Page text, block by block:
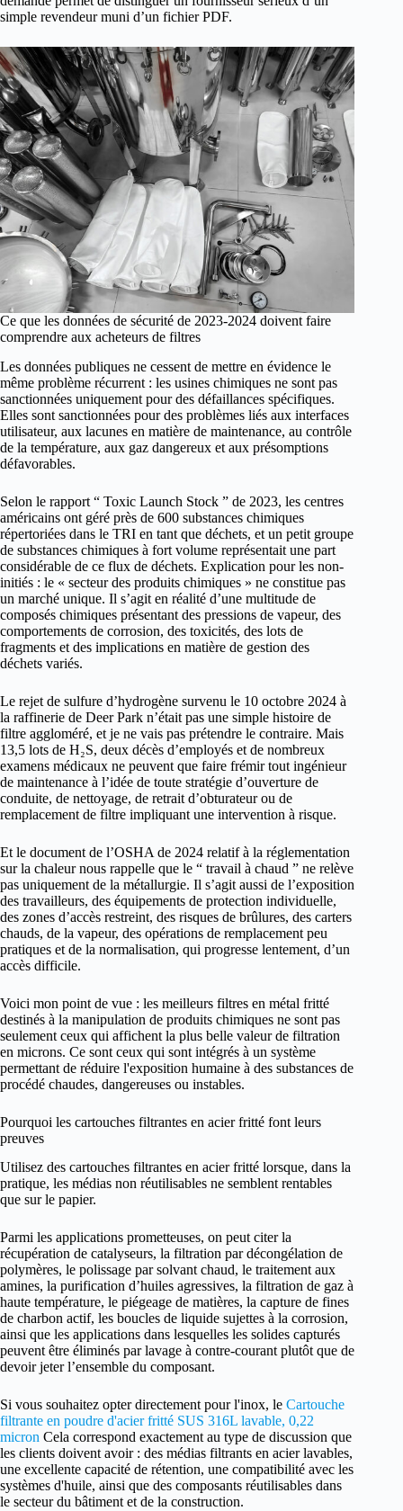
simple revendeur muni d’un fichier PDF.
Ce que les données de sécurité de 2023-2024 doivent faire
comprendre aux acheteurs de filtres
Les données publiques ne cessent de mettre en évidence le
même problème récurrent : les usines chimiques ne sont pas
sanctionnées uniquement pour des défaillances spécifiques.
Elles sont sanctionnées pour des problèmes liés aux interfaces
utilisateur, aux lacunes en matière de maintenance, au contrôle
de la température, aux gaz dangereux et aux présomptions
défavorables.
Selon le rapport “ Toxic Launch Stock ” de 2023, les centres
américains ont géré près de 600 substances chimiques
répertoriées dans le TRI en tant que déchets, et un petit groupe
de substances chimiques à fort volume représentait une part
considérable de ce flux de déchets. Explication pour les non-
initiés : le « secteur des produits chimiques » ne constitue pas
un marché unique. Il s’agit en réalité d’une multitude de
composés chimiques présentant des pressions de vapeur, des
comportements de corrosion, des toxicités, des lots de
fragments et des implications en matière de gestion des
déchets variés.
Le rejet de sulfure d’hydrogène survenu le 10 octobre 2024 à
la raffinerie de Deer Park n’était pas une simple histoire de
filtre aggloméré, et je ne vais pas prétendre le contraire. Mais
13,5 lots de H₂S, deux décès d’employés et de nombreux
examens médicaux ne peuvent que faire frémir tout ingénieur
de maintenance à l’idée de toute stratégie d’ouverture de
conduite, de nettoyage, de retrait d’obturateur ou de
remplacement de filtre impliquant une intervention à risque.
Et le document de l’OSHA de 2024 relatif à la réglementation
sur la chaleur nous rappelle que le “ travail à chaud ” ne relève
pas uniquement de la métallurgie. Il s’agit aussi de l’exposition
des travailleurs, des équipements de protection individuelle,
des zones d’accès restreint, des risques de brûlures, des carters
chauds, de la vapeur, des opérations de remplacement peu
pratiques et de la normalisation, qui progresse lentement, d’un
accès difficile.
Voici mon point de vue : les meilleurs filtres en métal fritté
destinés à la manipulation de produits chimiques ne sont pas
seulement ceux qui affichent la plus belle valeur de filtration
en microns. Ce sont ceux qui sont intégrés à un système
permettant de réduire l'exposition humaine à des substances de
procédé chaudes, dangereuses ou instables.
Pourquoi les cartouches filtrantes en acier fritté font leurs
preuves
Utilisez des cartouches filtrantes en acier fritté lorsque, dans la
pratique, les médias non réutilisables ne semblent rentables
que sur le papier.
Parmi les applications prometteuses, on peut citer la
récupération de catalyseurs, la filtration par décongélation de
polymères, le polissage par solvant chaud, le traitement aux
amines, la purification d’huiles agressives, la filtration de gaz à
haute température, le piégeage de matières, la capture de fines
de charbon actif, les boucles de liquide sujettes à la corrosion,
ainsi que les applications dans lesquelles les solides capturés
peuvent être éliminés par lavage à contre-courant plutôt que de
devoir jeter l’ensemble du composant.
Si vous souhaitez opter directement pour l'inox, le Cartouche
filtrante en poudre d'acier fritté SUS 316L lavable, 0,22
micron Cela correspond exactement au type de discussion que
les clients doivent avoir : des médias filtrants en acier lavables,
une excellente capacité de rétention, une compatibilité avec les
systèmes d'huile, ainsi que des composants réutilisables dans
le secteur du bâtiment et de la construction.